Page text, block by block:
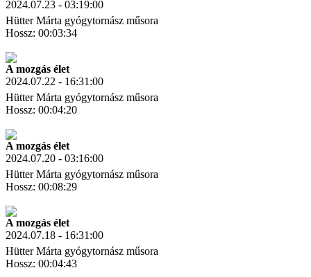
2024.07.23 - 03:19:00
Hütter Márta gyógytornász műsora
Hossz: 00:03:34
A mozgás élet
2024.07.22 - 16:31:00
Hütter Márta gyógytornász műsora
Hossz: 00:04:20
A mozgás élet
2024.07.20 - 03:16:00
Hütter Márta gyógytornász műsora
Hossz: 00:08:29
A mozgás élet
2024.07.18 - 16:31:00
Hütter Márta gyógytornász műsora
Hossz: 00:04:43